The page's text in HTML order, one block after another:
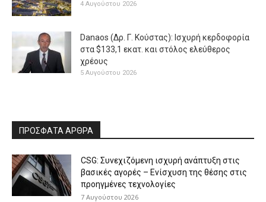
4 Αυγούστου 2026
Danaos (Δρ. Γ. Κούστας): Ισχυρή κερδοφορία
στα $133,1 εκατ. και στόλος ελεύθερος
χρέους
5 Αυγούστου 2026
ΠΡΟΣΦΑΤΑ ΑΡΘΡΑ
CSG: Συνεχιζόμενη ισχυρή ανάπτυξη στις
βασικές αγορές – Ενίσχυση της θέσης στις
προηγμένες τεχνολογίες
7 Αυγούστου 2026